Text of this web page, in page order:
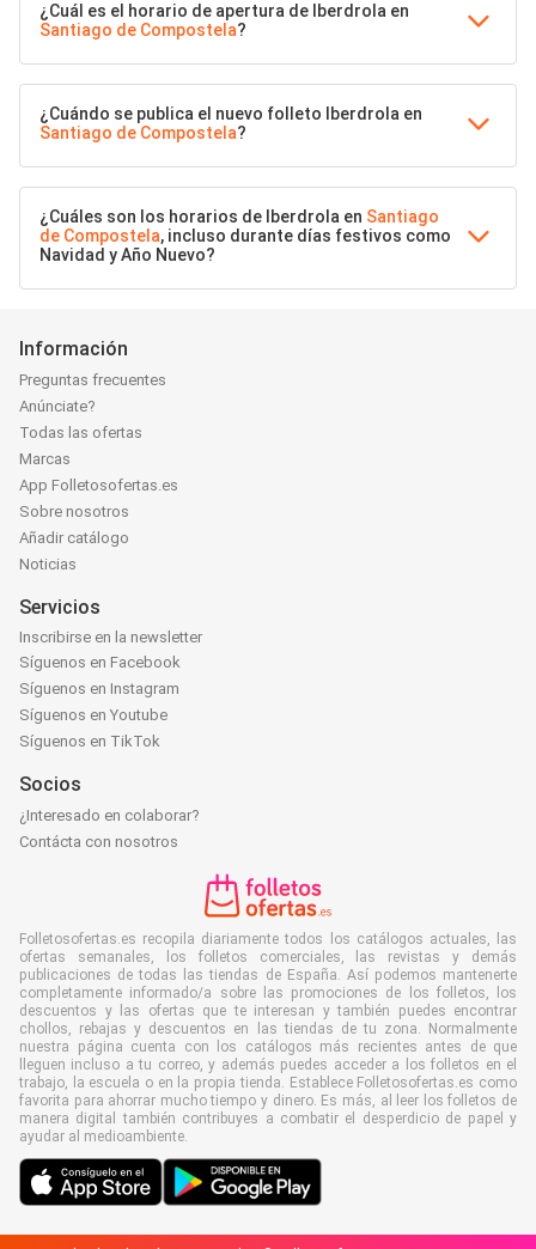
¿Cuál es el horario de apertura de Iberdrola en
Santiago de Compostela?
¿Cuándo se publica el nuevo folleto Iberdrola en
Santiago de Compostela?
¿Cuáles son los horarios de Iberdrola en Santiago
de Compostela, incluso durante días festivos como
Navidad y Año Nuevo?
Información
Preguntas frecuentes
Anúnciate?
Todas las ofertas
Marcas
App Folletosofertas.es
Sobre nosotros
Añadir catálogo
Noticias
Servicios
Inscribirse en la newsletter
Síguenos en Facebook
Síguenos en Instagram
Síguenos en Youtube
Síguenos en TikTok
Socios
¿Interesado en colaborar?
Contácta con nosotros
Folletosofertas.es recopila diariamente todos los catálogos actuales, las
ofertas semanales, los folletos comerciales, las revistas y demás
publicaciones de todas las tiendas de España. Así podemos mantenerte
completamente informado/a sobre las promociones de los folletos, los
descuentos y las ofertas que te interesan y también puedes encontrar
chollos, rebajas y descuentos en las tiendas de tu zona. Normalmente
nuestra página cuenta con los catálogos más recientes antes de que
lleguen incluso a tu correo, y además puedes acceder a los folletos en el
trabajo, la escuela o en la propia tienda. Establece Folletosofertas.es como
favorita para ahorrar mucho tiempo y dinero. Es más, al leer los folletos de
manera digital también contribuyes a combatir el desperdicio de papel y
ayudar al medioambiente.